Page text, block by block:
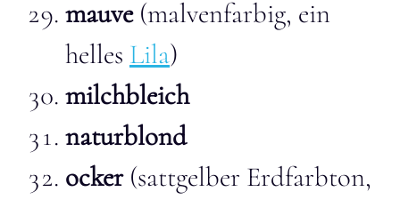
mauve(malvenfarbig, ein
helles Lila)
milchbleich
naturblond
ocker(sattgelber Erdfarbton,